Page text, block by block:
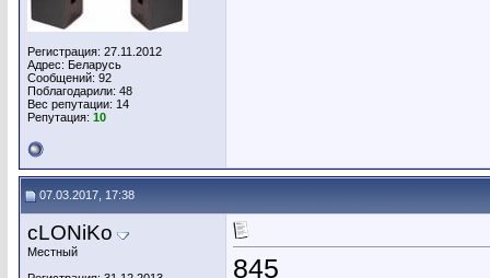
Регистрация: 27.11.2012
Адрес: Беларусь
Сообщений: 92
Поблагодарили: 48
Вес репутации: 14
Репутация: 10
07.03.2017, 17:38
cLONiKo
Местный
845